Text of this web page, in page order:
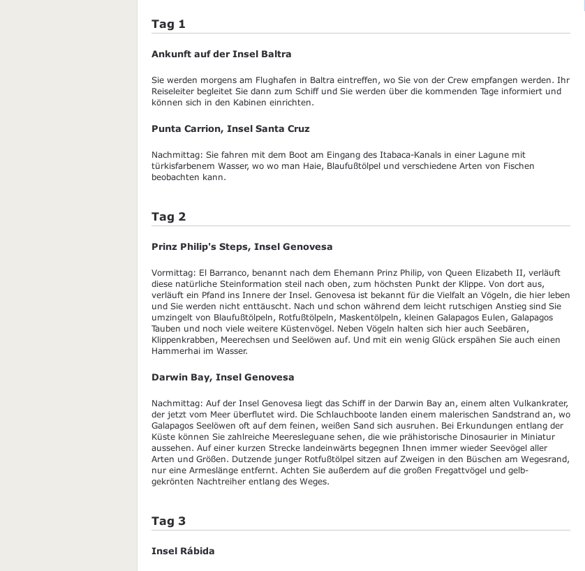
Tag 1
Ankunft auf der Insel Baltra
Sie werden morgens am Flughafen in Baltra eintreffen, wo Sie von der Crew empfangen werden. Ihr
Reiseleiter begleitet Sie dann zum Schiff und Sie werden über die kommenden Tage informiert und
können sich in den Kabinen einrichten.
Punta Carrion, Insel Santa Cruz
Nachmittag: Sie fahren mit dem Boot am Eingang des Itabaca-Kanals in einer Lagune mit
türkisfarbenem Wasser, wo wo man Haie, Blaufußtölpel und verschiedene Arten von Fischen
beobachten kann.
Tag 2
Prinz Philip's Steps, Insel Genovesa
Vormittag: El Barranco, benannt nach dem Ehemann Prinz Philip, von Queen Elizabeth II, verläuft
diese natürliche Steinformation steil nach oben, zum höchsten Punkt der Klippe. Von dort aus,
verläuft ein Pfand ins Innere der Insel. Genovesa ist bekannt für die Vielfalt an Vögeln, die hier leben
und Sie werden nicht enttäuscht. Nach und schon während dem leicht rutschigen Anstieg sind Sie
umzingelt von Blaufußtölpeln, Rotfußtölpeln, Maskentölpeln, kleinen Galapagos Eulen, Galapagos
Tauben und noch viele weitere Küstenvögel. Neben Vögeln halten sich hier auch Seebären,
Klippenkrabben, Meerechsen und Seelöwen auf. Und mit ein wenig Glück erspähen Sie auch einen
Hammerhai im Wasser.
Darwin Bay, Insel Genovesa
Nachmittag: Auf der Insel Genovesa liegt das Schiff in der Darwin Bay an, einem alten Vulkankrater,
der jetzt vom Meer überflutet wird. Die Schlauchboote landen einem malerischen Sandstrand an, wo
Galapagos Seelöwen oft auf dem feinen, weißen Sand sich ausruhen. Bei Erkundungen entlang der
Küste können Sie zahlreiche Meeresleguane sehen, die wie prähistorische Dinosaurier in Miniatur
aussehen. Auf einer kurzen Strecke landeinwärts begegnen Ihnen immer wieder Seevögel aller
Arten und Größen. Dutzende junger Rotfußtölpel sitzen auf Zweigen in den Büschen am Wegesrand,
nur eine Armeslänge entfernt. Achten Sie außerdem auf die großen Fregattvögel und gelb-
gekrönten Nachtreiher entlang des Weges.
Tag 3
Insel Rábida